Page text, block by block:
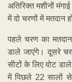
अतिरिक्त मशीनों
में दो चरणों में मतदान
पहले चरण का
डाले जाएंगे। दूसरे
सीटों के लिए वोट
में पिछले 22 सालों से